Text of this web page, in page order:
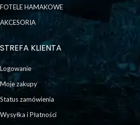
FOTELE HAMAKOWE
AKCESORIA
STREFA KLIENTA
Logowanie
Moje zakupy
Status zamówienia
Wysyłka i Płatności